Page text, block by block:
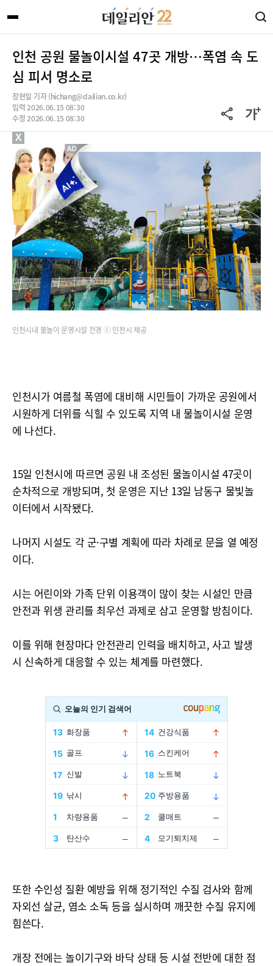
인천 공원 물놀이시설 47곳 개방…폭염 속 도
심 피서 명소로
장현일 기자 (hichang@dailian.co.kr)
입력 2026.06.15 08:30
수정 2026.06.15 08:30
인천시내 물놀이 운영시설 전경 ⓒ 인천시 제공
인천시가 여름철 폭염에 대비해 시민들이 가까운 공원에서
시원하게 더위를 식힐 수 있도록 지역 내 물놀이시설 운영
에 나선다.
15일 인천시에 따르면 공원 내 조성된 물놀이시설 47곳이
순차적으로 개방되며, 첫 운영은 지난 13일 남동구 물빛놀
이터에서 시작됐다.
나머지 시설도 각 군·구별 계획에 따라 차례로 문을 열 예정
이다.
시는 어린이와 가족 단위 이용객이 많이 찾는 시설인 만큼
안전과 위생 관리를 최우선 과제로 삼고 운영할 방침이다.
이를 위해 현장마다 안전관리 인력을 배치하고, 사고 발생
시 신속하게 대응할 수 있는 체계를 마련했다.
또한 수인성 질환 예방을 위해 정기적인 수질 검사와 함께
자외선 살균, 염소 소독 등을 실시하며 깨끗한 수질 유지에
힘쓴다.
개장 전에는 놀이기구와 바닥 상태 등 시설 전반에 대한 점
X